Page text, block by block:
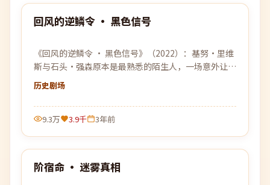
热门
回风的逆鳞令 · 黑色信号
《回风的逆鳞令 · 黑色信号》（2022）：基努·里维
斯与石头·强森原本是最熟悉的陌生人，一场意外让两
人结伴穿越层层迷雾，去寻找彼此的答案。
历史剧场
9.3万 3.9千 3年前
热门
阶宿命 · 迷雾真相